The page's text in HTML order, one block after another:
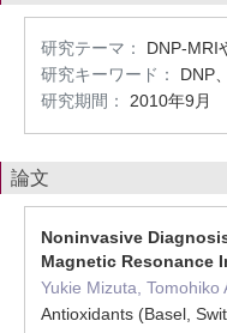
研究テーマ：
DNP-MRI
研究キーワード：
DNP
研究期間：
2010年9月
論文
Noninvasive
Magnetic Resonance
Yukie Mizuta,
Antioxidants (Basel,